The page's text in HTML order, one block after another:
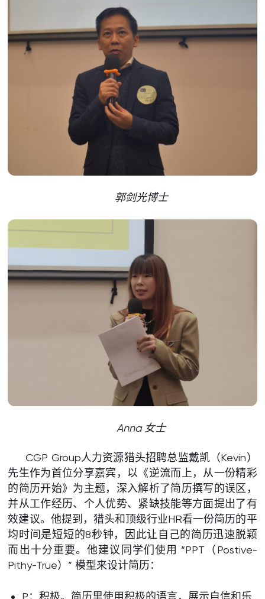
郭剑光博士
Anna 女士
CGP Group人力资源猎头招聘总监戴凯（Kevin）
先生作为首位分享嘉宾，以《逆流而上，从一份精彩
的简历开始》为主题，深入解析了简历撰写的误区，
并从工作经历、个人优势、紧缺技能等方面提出了有
效建议。他提到，猎头和顶级行业HR看一份简历的平
均时间是短短的8秒钟，因此让自己的简历迅速脱颖
而出十分重要。他建议同学们使用 “PPT（Postive-
Pithy-True）” 模型来设计简历：
P：积极。简历里使用积极的语言，展示自信和乐